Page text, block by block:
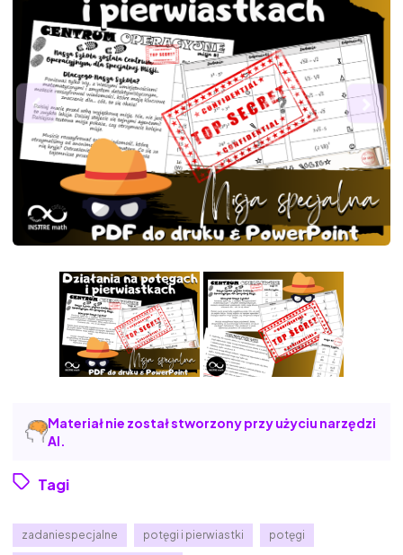
Materiał nie został stworzony przy użyciu narzędzi
AI.
Tagi
zadaniespecjalne potęgi i pierwiastki potęgi